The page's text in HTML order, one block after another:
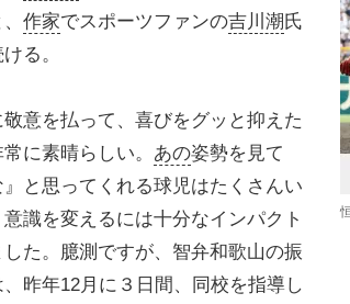
作家でスポーツファンの吉川潮氏
る。
敬意を払って、喜びをグッと抑えた
に素晴らしい。 あの姿勢を見て
』と思ってくれる球児はたくさんい
意識を変えるには十分なインパクト
した。臆測ですが、智弁和歌山の振
、昨年12月に３日間、同校を指導し